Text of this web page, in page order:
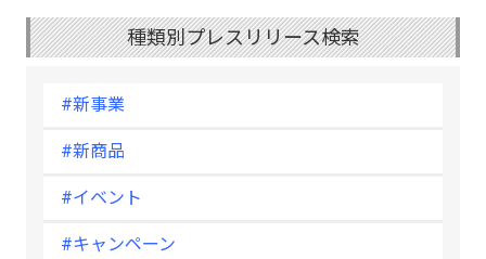
種類別プレスリリース検索
#新事業
#新商品
#イベント
#キャンペーン